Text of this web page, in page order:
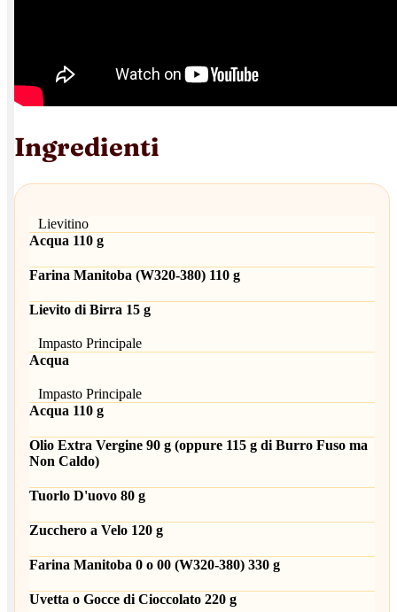
Ingredienti
Lievitino
Acqua 110 g
Farina Manitoba (W320-380) 110 g
Lievito di Birra 15 g
Impasto Principale
Acqua
Impasto Principale
Acqua 110 g
Olio Extra Vergine 90 g (oppure 115 g di Burro Fuso ma
Non Caldo)
Tuorlo D'uovo 80 g
Zucchero a Velo 120 g
Farina Manitoba 0 o 00 (W320-380) 330 g
Uvetta o Gocce di Cioccolato 220 g